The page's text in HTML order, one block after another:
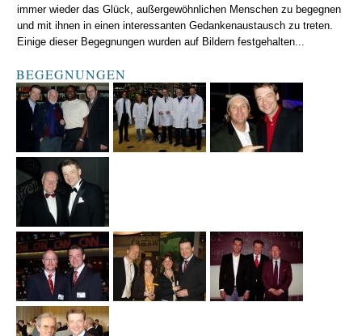
immer wieder das Glück, außergewöhnlichen Menschen zu begegnen
und mit ihnen in einen interessanten Gedankenaustausch zu treten.
Einige dieser Begegnungen wurden auf Bildern festgehalten...
BEGEGNUNGEN